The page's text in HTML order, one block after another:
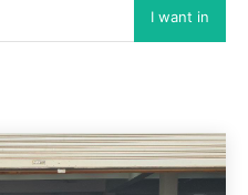
I want in